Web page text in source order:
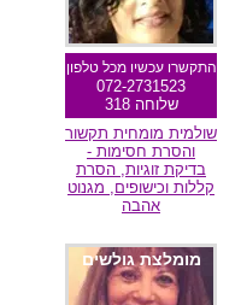
התקשרו עכשיו מכל טלפון
072-2731523
שלוחה 318
שולמית מומחית תקשור
והסרת חסימות -
בדיקת זוגיות, הסרת
קללות וכישופים, מגנוט
אהבה
מומלצת גולשים